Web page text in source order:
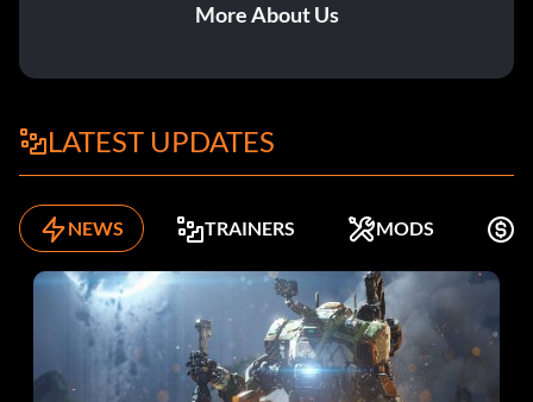
More About Us
LATEST UPDATES
NEWS TRAINERS MODS